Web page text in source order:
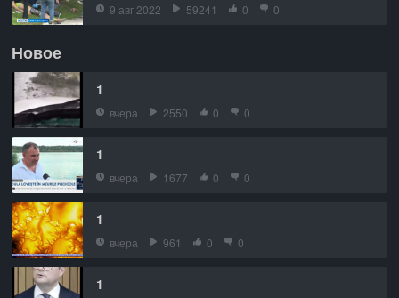
9 авг 2022 59241 0 0
Новое
1
вчера 2550 0 0
1
вчера 1677 0 0
1
вчера 961 0 0
1